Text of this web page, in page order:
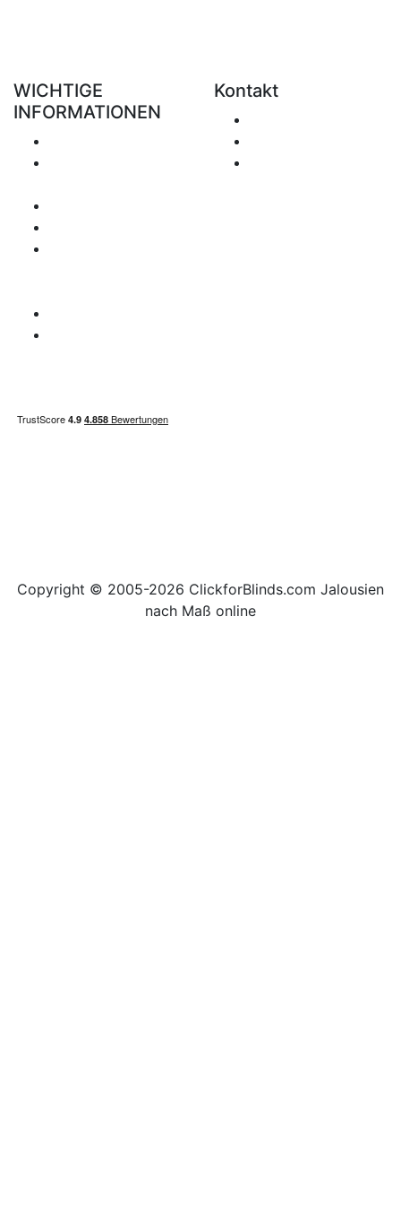
WICHTIGE
INFORMATIONEN
Kontakt
Copyright © 2005-2026 ClickforBlinds.com Jalousien
nach Maß online